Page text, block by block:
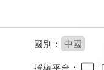
國別： 中國
授權平台：